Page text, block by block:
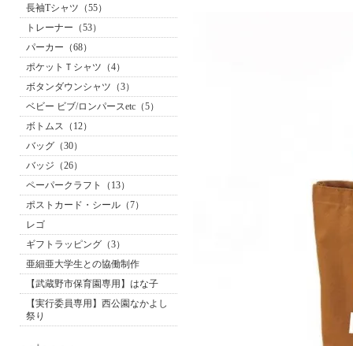
長袖Tシャツ（55）
トレーナー（53）
パーカー（68）
ポケットＴシャツ（4）
ボタンダウンシャツ（3）
ベビー ビブ/ロンパースetc（5）
ボトムス（12）
バッグ（30）
バッジ（26）
ペーパークラフト（13）
ポストカード・シール（7）
レゴ
ギフトラッピング（3）
亜細亜大学生との協働制作
【武蔵野市保育園専用】はな子
【実行委員専用】西公園なかよし
祭り